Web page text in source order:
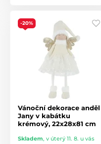
-20%
Vánoční dekorace anděl
Jany v kabátku
krémový, 22x28x81 cm
Skladem, v úterý 11. 8. u vás